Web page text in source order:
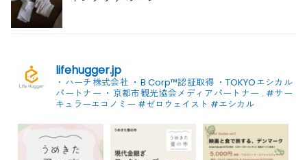
lifehugger.jp
・ハーチ株式会社 ・B Corp™認証取得 ・TOKYOエシカル
パートナー ・京都市観光協会メディアパートナー . #サー
キュラーエコノミー #ゼロウェイスト #エシカル